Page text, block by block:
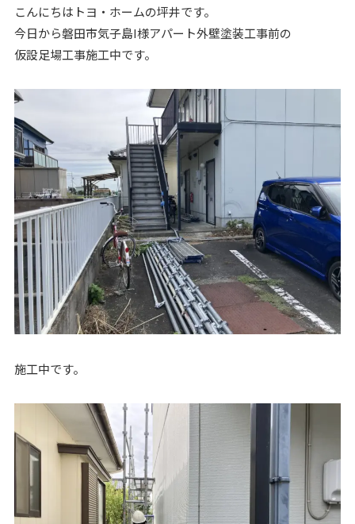
こんにちはトヨ・ホームの坪井です。
今日から磐田市気子島I様アパート外壁塗装工事前の
仮設足場工事施工中です。
施工中です。